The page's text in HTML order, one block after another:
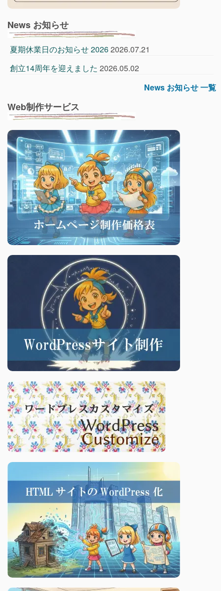
News お知らせ
夏期休業日のお知らせ 20262026.07.21
創立14周年を迎えました 2026.05.02
News お知らせ 一覧
Web制作サービス